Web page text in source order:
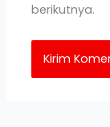
berikutnya.